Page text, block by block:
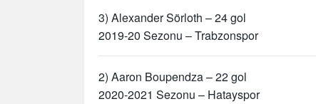
3) Alexander Sörloth – 24 gol
2019-20 Sezonu – Trabzonspor
2) Aaron Boupendza – 22 gol
2020-2021 Sezonu – Hatayspor